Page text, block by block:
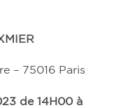
– 75016 Paris
de 14H00 à